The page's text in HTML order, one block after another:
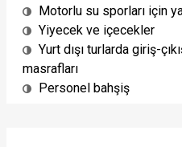
Motorlu su sporları için
Yiyecek ve içecekler
Yurt dışı turlarda giriş-
masrafları
Personel bahşiş